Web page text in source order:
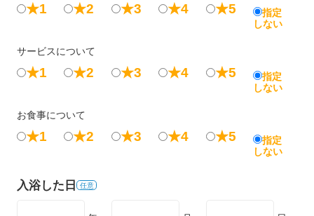
★1 ★2 ★3 ★4 ★5
指定
しない
サービスについて
★1 ★2 ★3 ★4 ★5
指定
しない
お食事について
★1 ★2 ★3 ★4 ★5
指定
しない
入浴した日 任意